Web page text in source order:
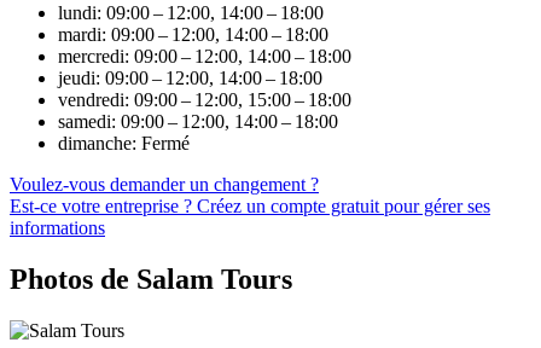
lundi: 09:00 – 12:00, 14:00 – 18:00
mardi: 09:00 – 12:00, 14:00 – 18:00
mercredi: 09:00 – 12:00, 14:00 – 18:00
jeudi: 09:00 – 12:00, 14:00 – 18:00
vendredi: 09:00 – 12:00, 15:00 – 18:00
samedi: 09:00 – 12:00, 14:00 – 18:00
dimanche: Fermé
Voulez-vous demander un changement ?
Est-ce votre entreprise ? Créez un compte gratuit pour gérer ses
informations
Photos de Salam Tours